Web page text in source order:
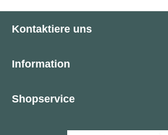
Kontaktiere uns
Information
Shopservice